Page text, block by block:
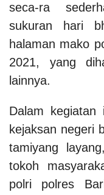
seca-ra
sukuran hari
halaman mako
2021, yang
lainnya.
Dalam
kejaksan negeri
tamiyang
tokoh
polri polres